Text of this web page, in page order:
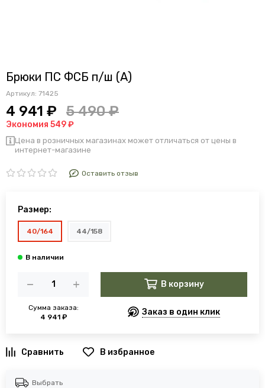
Брюки ПС ФСБ п/ш (А)
Артикул: 71425
4 941 ₽ 5 490 ₽
Экономия 549 ₽
Цена в розничных магазинах может отличаться от цены в
интернет-магазине
Оставить отзыв
Размер:
40/164 44/158
Сумма заказа:
4 941 ₽
В корзину
Заказ в один клик
В избранное
Выбрать